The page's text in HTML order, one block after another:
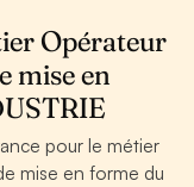
Opérateur
mise en
pour le métier
mise en forme du